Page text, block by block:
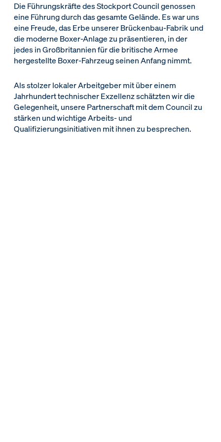
Die Führungskräfte des Stockport Council genossen
eine Führung durch das gesamte Gelände. Es war uns
eine Freude, das Erbe unserer Brückenbau-Fabrik und
die moderne Boxer-Anlage zu präsentieren, in der
jedes in Großbritannien für die britische Armee
hergestellte Boxer-Fahrzeug seinen Anfang nimmt.
Als stolzer lokaler Arbeitgeber mit über einem
Jahrhundert technischer Exzellenz schätzten wir die
Gelegenheit, unsere Partnerschaft mit dem Council zu
stärken und wichtige Arbeits- und
Qualifizierungsinitiativen mit ihnen zu besprechen.